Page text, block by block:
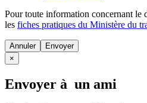
Pour toute information concernant le
les fiches pratiques du Ministère du
Annuler
×
Envoyer à un ami